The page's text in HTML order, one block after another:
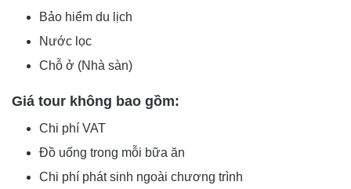
Bảo hiểm du lịch
Nước lọc
Chỗ ở (Nhà sàn)
Giá tour không bao gồm:
Chi phí VAT
Đồ uống trong mỗi bữa ăn
Chi phí phát sinh ngoài chương trình